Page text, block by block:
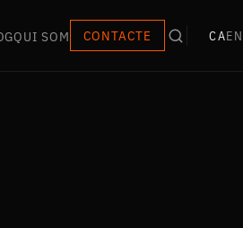
QUI SOM CONTACTE CAEN